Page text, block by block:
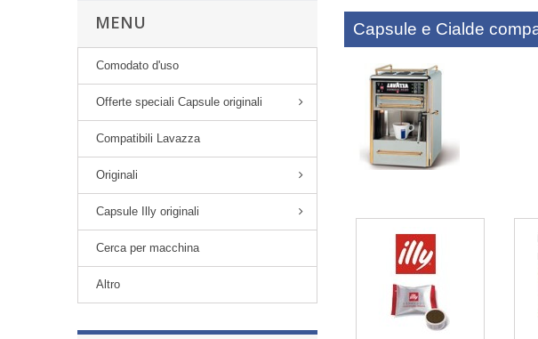
MENU
Comodato d'uso
Offerte speciali Capsule originali
Compatibili Lavazza
Originali
Capsule Illy originali
Cerca per macchina
Altro
Capsule e Cialde